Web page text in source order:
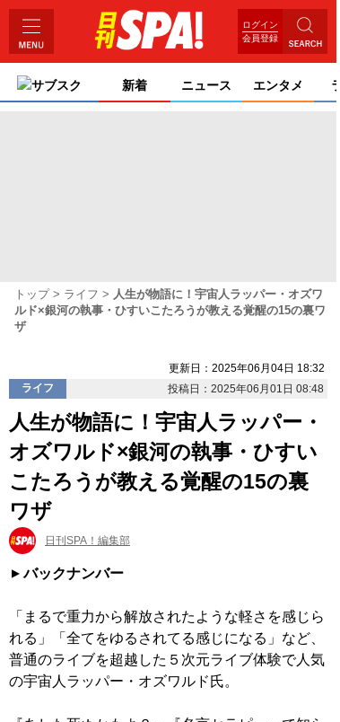
ログイン
会員登録
サブスク 新着 ニュース エンタメ
トップ ライフ
人生が物語に！宇宙人ラッパー・オズワ
ルド×銀河の執事・ひすいこたろうが教える覚醒の15の裏ワ
ザ
更新日：2025年06月04日 18:32
ライフ
投稿日：2025年06月01日 08:48
人生が物語に！宇宙人ラッパー・
オズワルド×銀河の執事・ひすい
こたろうが教える覚醒の15の裏
ワザ
日刊SPA！編集部
バックナンバー
「まるで重力から解放されたような軽さを感じら
れる」「全てをゆるされてる感じになる」など、
普通のライブを超越した５次元ライブ体験で人気
の宇宙人ラッパー・オズワルド氏。